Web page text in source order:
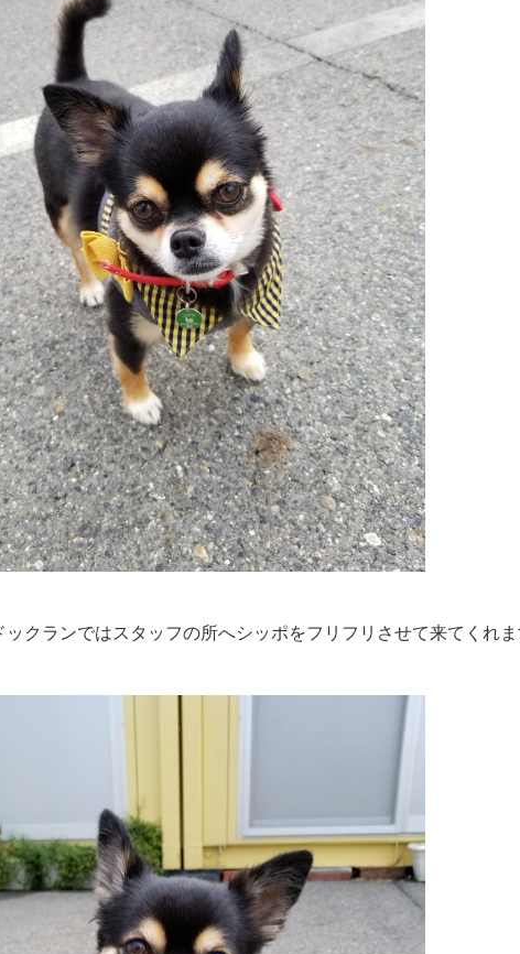
ックランではスタッフの所へシッポをフリフリさせて来てくれ